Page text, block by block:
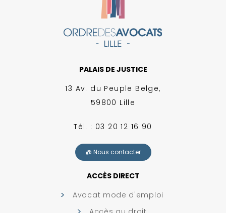
PALAIS DE JUSTICE
13 Av. du Peuple Belge,
59800 Lille
Tél. : 03 20 12 16 90
@ Nous contacter
ACCÈS DIRECT
Avocat mode d'emploi